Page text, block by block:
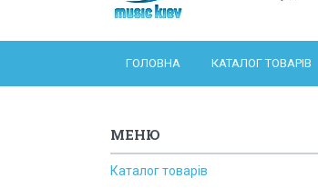
ГОЛОВНА КАТАЛОГ ТОВАРІВ
Каталог товарів